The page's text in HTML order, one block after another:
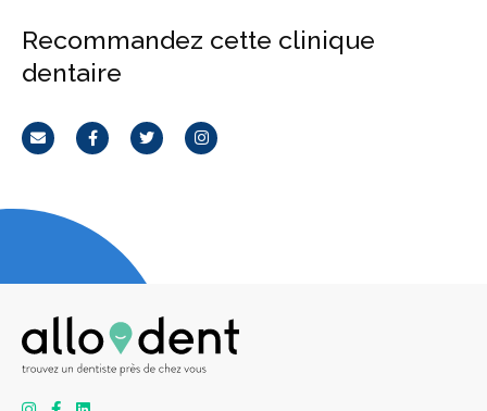
Recommandez cette clinique
dentaire
CourrielFacebookTwitterInstagram